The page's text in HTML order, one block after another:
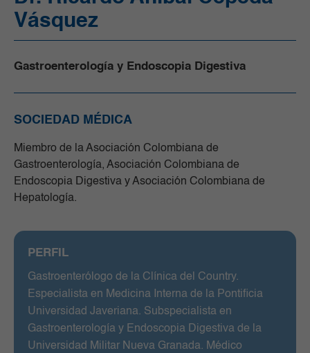
Vásquez
Gastroenterología y Endoscopia Digestiva
SOCIEDAD MÉDICA
Miembro de la Asociación Colombiana de
Gastroenterología, Asociación Colombiana de
Endoscopia Digestiva y Asociación Colombiana de
Hepatología.
PERFIL
Gastroenterólogo de la Clínica del Country.
Especialista en Medicina Interna de la Pontificia
Universidad Javeriana. Subspecialista en
Gastroenterología y Endoscopia Digestiva de la
Universidad Militar Nueva Granada. Médico